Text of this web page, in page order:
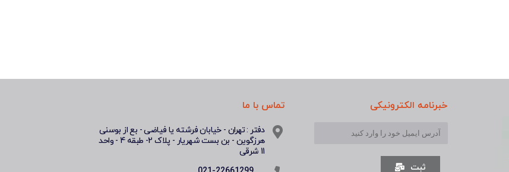
خبرنامه الکترونیکی
ثبت
تماس با ما
دفتر : تهران - خیابان فرشته یا فیاضی - بع از بوسنی
هرزگوین - بن بست شهریار - پلاک 2- طبقه 4 - واحد
11 شرقی